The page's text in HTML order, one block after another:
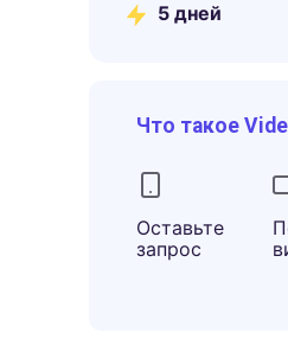
5 дней
Что такое
Оставьте
запрос